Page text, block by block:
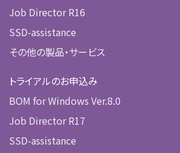
Job Director R16
SSD-assistance
その他の製品・サービス
トライアルのお申込み
BOM for Windows Ver.8.0
Job Director R17
SSD-assistance